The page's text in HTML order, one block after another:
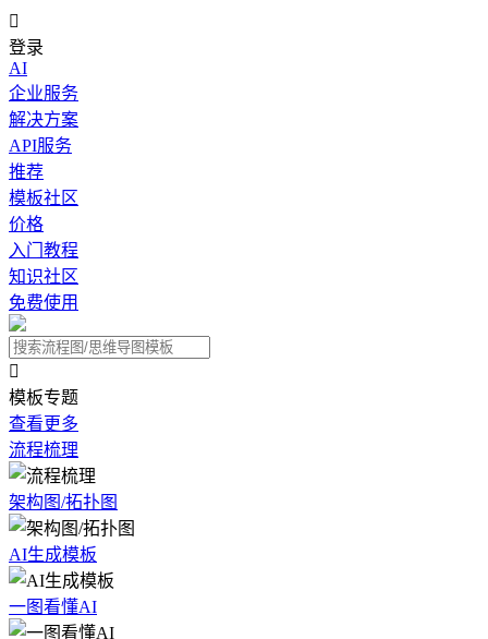

登录
AI
企业服务
解决方案
API服务
推荐
模板社区
价格
入门教程
知识社区
免费使用

模板专题
查看更多
流程梳理
架构图/拓扑图
AI生成模板
一图看懂AI